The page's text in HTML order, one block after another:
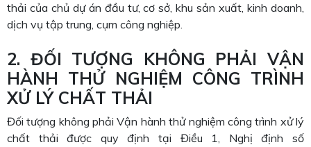
thải của chủ dự án đầu tư, cơ sở, khu sản xuất, kinh doanh,
dịch vụ tập trung, cụm công nghiệp.
2. ĐỐI TƯỢNG KHÔNG PHẢI VẬN
HÀNH THỬ NGHIỆM CÔNG TRÌNH
XỬ LÝ CHẤT THẢI
Đối tượng không phải Vận hành thử nghiệm công trình xử lý
chất thải được quy định tại Điều 1, Nghị định số